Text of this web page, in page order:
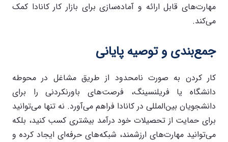
مهارت‌های قابل ارائه و آماده‌سازی برای بازار کار کانادا کمک
می‌کند.
جمع‌بندی و توصیه پایانی
کار کردن به صورت نامحدود از طریق مشاغل در محوطه
دانشگاه یا فریلنسینگ، فرصت‌های باورنکردنی را برای
دانشجویان بین‌المللی در کانادا فراهم می‌آورد. نه تنها می‌توانید
برای حمایت از تحصیلات خود درآمد بیشتری کسب کنید، بلکه
می‌توانید مهارت‌های ارزشمند، شبکه‌های حرفه‌ای ایجاد کرده و